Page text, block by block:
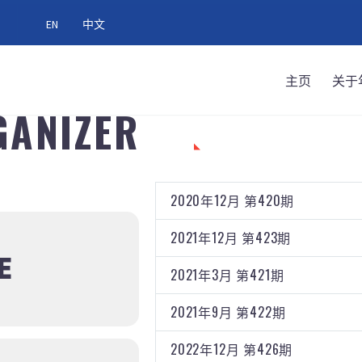
EN 中文
主页 关
2020年12月 第420期
2021年12月 第423期
2021年3月 第421期
2021年9月 第422期
2022年12月 第426期